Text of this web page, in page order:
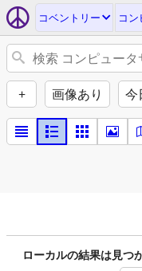
コベントリー コ
+ 画像あり 今
ローカルの結果は見つ